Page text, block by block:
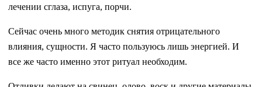
лечении сглаза, испуга, порчи.
Сейчас очень много методик снятия отрицательного
влияния, сущности. Я часто пользуюсь лишь энергией. И
все же часто именно этот ритуал необходим.